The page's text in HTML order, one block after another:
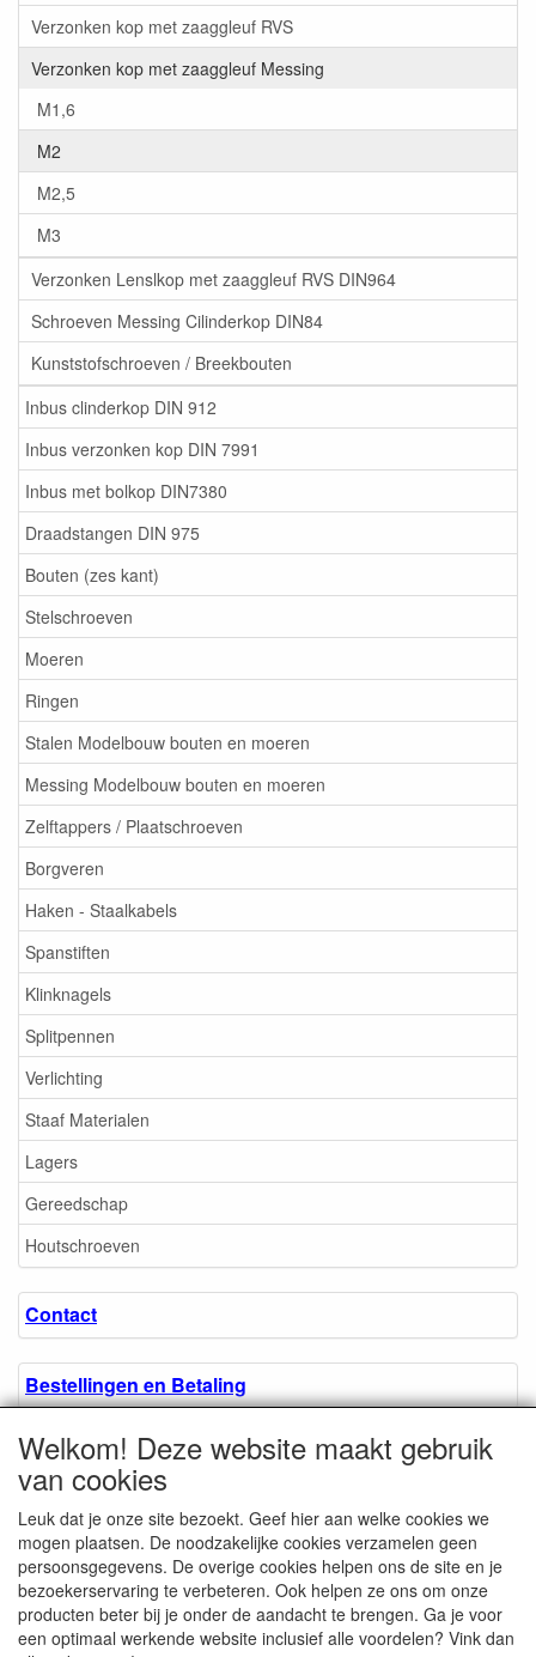
Verzonken kop met zaaggleuf RVS
Verzonken kop met zaaggleuf Messing
M1,6
M2
M2,5
M3
Verzonken Lenslkop met zaaggleuf RVS DIN964
Schroeven Messing Cilinderkop DIN84
Kunststofschroeven / Breekbouten
Inbus clinderkop DIN 912
Inbus verzonken kop DIN 7991
Inbus met bolkop DIN7380
Draadstangen DIN 975
Bouten (zes kant)
Stelschroeven
Moeren
Ringen
Stalen Modelbouw bouten en moeren
Messing Modelbouw bouten en moeren
Zelftappers / Plaatschroeven
Borgveren
Haken - Staalkabels
Spanstiften
Klinknagels
Splitpennen
Verlichting
Staaf Materialen
Lagers
Gereedschap
Houtschroeven
Contact
Bestellingen en Betaling
Algemene voorwaarden
Over ons.
Privacyverklaring
Welkom! Deze website maakt gebruik
van cookies
Leuk dat je onze site bezoekt. Geef hier aan welke cookies we
mogen plaatsen. De noodzakelijke cookies verzamelen geen
persoonsgegevens. De overige cookies helpen ons de site en je
bezoekerservaring te verbeteren. Ook helpen ze ons om onze
producten beter bij je onder de aandacht te brengen. Ga je voor
een optimaal werkende website inclusief alle voordelen? Vink dan